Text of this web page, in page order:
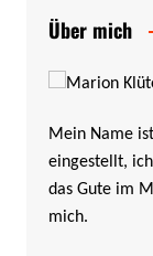
Über mich
Mein Name
eingestellt,
das Gute im
mich.